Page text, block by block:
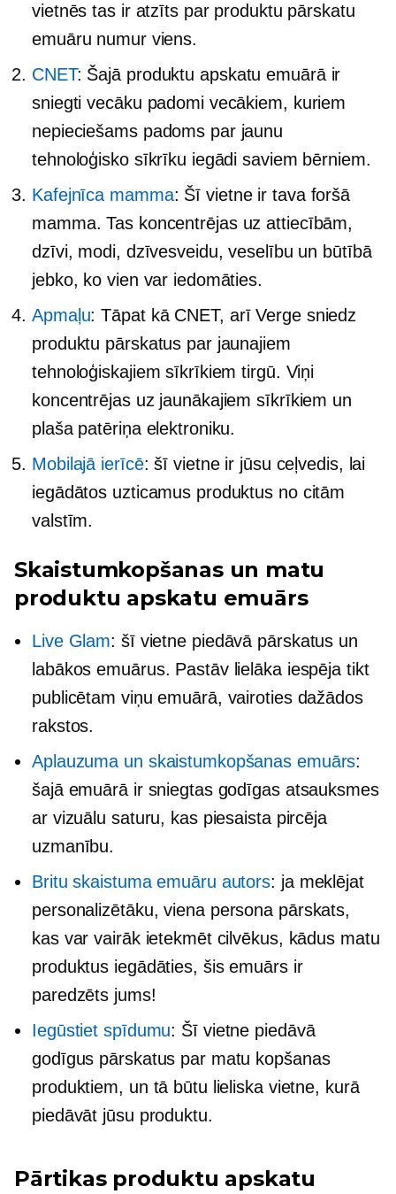
vietnēs tas ir atzīts par produktu pārskatu
emuāru numur viens.
CNET: Šajā produktu apskatu emuārā ir
sniegti vecāku padomi vecākiem, kuriem
nepieciešams padoms par jaunu
tehnoloģisko sīkrīku iegādi saviem bērniem.
Kafejnīca mamma: Šī vietne ir tava foršā
mamma. Tas koncentrējas uz attiecībām,
dzīvi, modi, dzīvesveidu, veselību un būtībā
jebko, ko vien var iedomāties.
Apmaļu: Tāpat kā CNET, arī Verge sniedz
produktu pārskatus par jaunajiem
tehnoloģiskajiem sīkrīkiem tirgū. Viņi
koncentrējas uz jaunākajiem sīkrīkiem un
plaša patēriņa elektroniku.
Mobilajā ierīcē: šī vietne ir jūsu ceļvedis, lai
iegādātos uzticamus produktus no citām
valstīm.
Skaistumkopšanas un matu
produktu apskatu emuārs
Live Glam: šī vietne piedāvā pārskatus un
labākos emuārus. Pastāv lielāka iespēja tikt
publicētam viņu emuārā, vairoties dažādos
rakstos.
Aplauzuma un skaistumkopšanas emuārs:
šajā emuārā ir sniegtas godīgas atsauksmes
ar vizuālu saturu, kas piesaista pircēja
uzmanību.
Britu skaistuma emuāru autors: ja meklējat
personalizētāku,viena persona pārskats,
kas var vairāk ietekmēt cilvēkus, kādus matu
produktus iegādāties, šis emuārs ir
paredzēts jums!
Iegūstiet spīdumu: Šī vietne piedāvā
godīgus pārskatus par matu kopšanas
produktiem, un tā būtu lieliska vietne, kurā
piedāvāt jūsu produktu.
Pārtikas produktu apskatu